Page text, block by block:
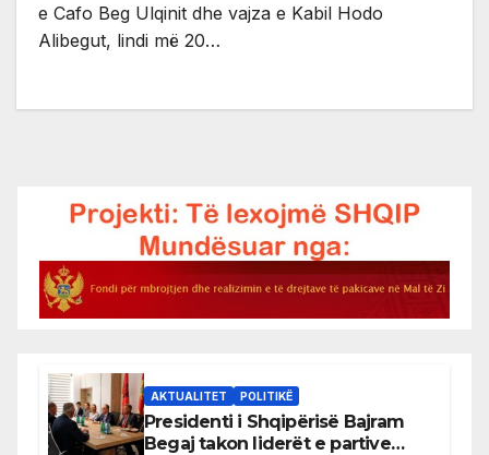
e Cafo Beg Ulqinit dhe vajza e Kabil Hodo
Alibegut, lindi më 20…
AKTUALITET POLITIKË
Presidenti i Shqipërisë Bajram
Begaj takon liderët e partive